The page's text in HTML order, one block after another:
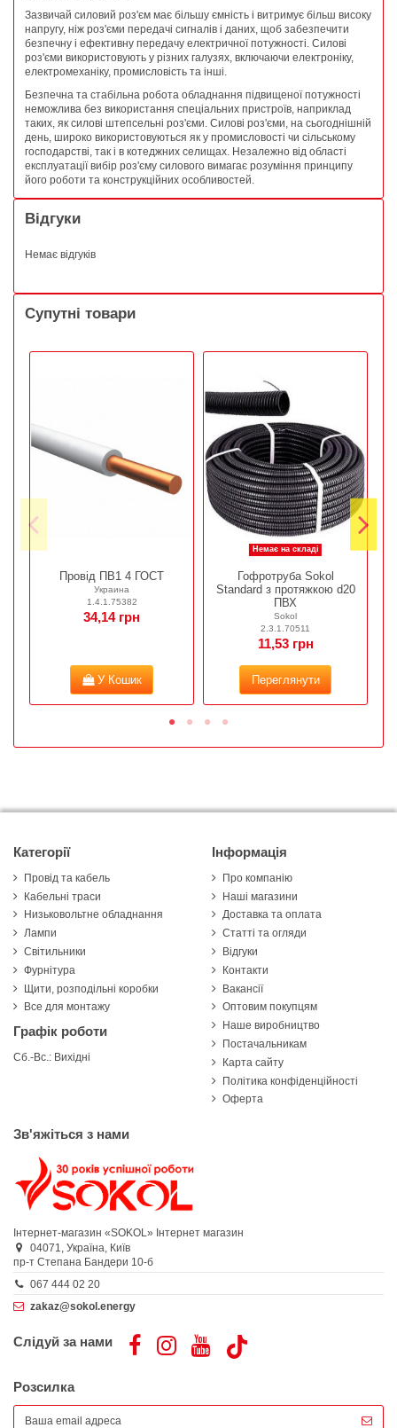
Зазвичай силовий роз'єм має більшу ємність і витримує більш високу
напругу, ніж роз'єми передачі сигналів і даних, щоб забезпечити
безпечну і ефективну передачу електричної потужності. Силові
роз'єми використовують у різних галузях, включаючи електроніку,
електромеханіку, промисловість та інші.
Безпечна та стабільна робота обладнання підвищеної потужності
неможлива без використання спеціальних пристроїв, наприклад
таких, як силові штепсельні роз'єми. Силові роз'єми, на сьогоднішній
день, широко використовуються як у промисловості чи сільському
господарстві, так і в котеджних селищах. Незалежно від області
експлуатації вибір роз'єму силового вимагає розуміння принципу
його роботи та конструкційних особливостей.
Відгуки
Немає відгуків
Супутні товари
Провід ПВ1 4 ГОСТ
Украина
1.4.1.75382
34,14 грн
У Кошик
Немає на складі
Гофротруба Sokol
Standard з протяжкою d20
ПВХ
Sokol
2.3.1.70511
11,53 грн
Переглянути
Категорії
Провід та кабель
Кабельні траси
Низьковольтне обладнання
Лампи
Світильники
Фурнітура
Щити, розподільні коробки
Все для монтажу
Графік роботи
Сб.-Вс.: Вихідні
Інформація
Про компанію
Наші магазини
Доставка та оплата
Статті та огляди
Відгуки
Контакти
Вакансії
Оптовим покупцям
Наше виробництво
Постачальникам
Карта сайту
Політика конфіденційності
Оферта
Зв'яжіться з нами
Інтернет-магазин «SOKOL» Інтернет магазин
04071, Україна, Київ
пр-т Степана Бандери 10-б
067 444 02 20
zakaz@sokol.energy
Слідуй за нами
Розсилка